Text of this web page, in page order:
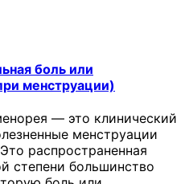
боль или
менструации)
— это клинический
менструации
распространенная
степени большинство